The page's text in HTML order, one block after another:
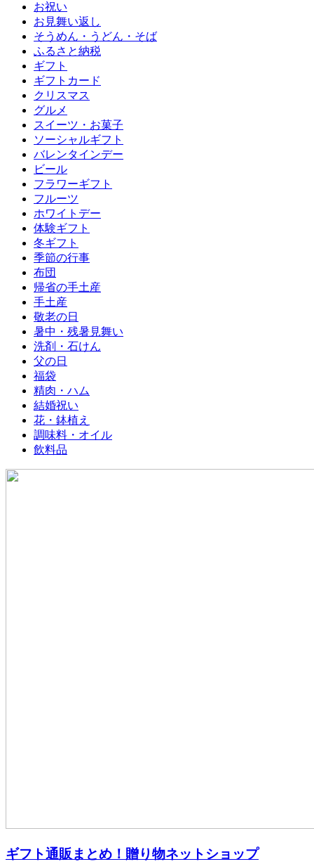
お祝い
お見舞い返し
そうめん・うどん・そば
ふるさと納税
ギフト
ギフトカード
クリスマス
グルメ
スイーツ・お菓子
ソーシャルギフト
バレンタインデー
ビール
フラワーギフト
フルーツ
ホワイトデー
体験ギフト
冬ギフト
季節の行事
布団
帰省の手土産
手土産
敬老の日
暑中・残暑見舞い
洗剤・石けん
父の日
福袋
精肉・ハム
結婚祝い
花・鉢植え
調味料・オイル
飲料品
ギフト通販まとめ！贈り物ネットショップ